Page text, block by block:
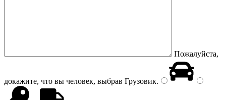
Пожалуйста,
докажите, что вы человек, выбрав Грузовик.